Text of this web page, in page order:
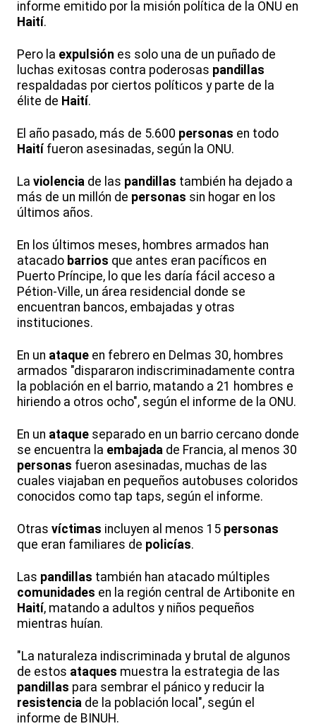
informe emitido por la misión política de la ONU en
Haití.
Pero la expulsión es solo una de un puñado de
luchas exitosas contra poderosas pandillas
respaldadas por ciertos políticos y parte de la
élite de Haití.
El año pasado, más de 5.600 personas en todo
Haitífueron asesinadas, según la ONU.
La violencia de las pandillas también ha dejado a
más de un millón de personas sin hogar en los
últimos años.
En los últimos meses, hombres armados han
atacado barrios que antes eran pacíficos en
Puerto Príncipe, lo que les daría fácil acceso a
Pétion-Ville, un área residencial donde se
encuentran bancos, embajadas y otras
instituciones.
En un ataque en febrero en Delmas 30, hombres
armados "dispararon indiscriminadamente contra
la población en el barrio, matando a 21 hombres e
hiriendo a otros ocho", según el informe de la ONU.
En un ataque separado en un barrio cercano donde
se encuentra la embajada de Francia, al menos 30
personas fueron asesinadas, muchas de las
cuales viajaban en pequeños autobuses coloridos
conocidos como tap taps, según el informe.
Otras víctimas incluyen al menos 15 personas
que eran familiares de policías.
Las pandillas también han atacado múltiples
comunidades en la región central de Artibonite en
Haití, matando a adultos y niños pequeños
mientras huían.
"La naturaleza indiscriminada y brutal de algunos
de estos ataques muestra la estrategia de las
pandillas para sembrar el pánico y reducir la
resistencia de la población local", según el
informe de BINUH.